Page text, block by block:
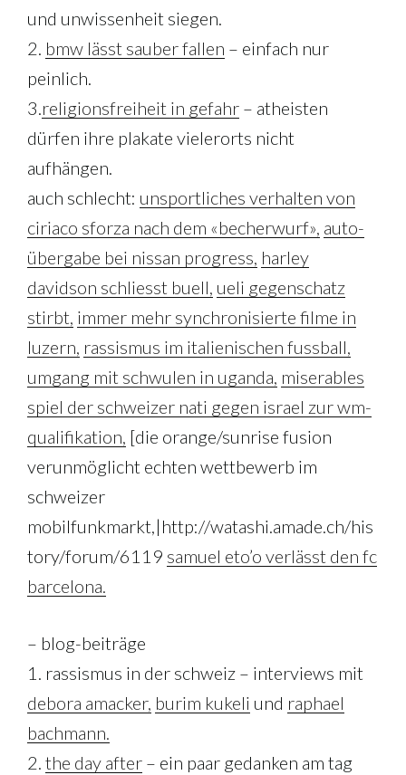
und unwissenheit siegen.
2. bmw lässt sauber fallen – einfach nur
peinlich.
3. religionsfreiheit in gefahr – atheisten
dürfen ihre plakate vielerorts nicht
aufhängen.
auch schlecht: unsportliches verhalten von
ciriaco sforza nach dem «becherwurf», auto-
übergabe bei nissan progress, harley
davidson schliesst buell, ueli gegenschatz
stirbt, immer mehr synchronisierte filme in
luzern, rassismus im italienischen fussball,
umgang mit schwulen in uganda, miserables
spiel der schweizer nati gegen israel zur wm-
qualifikation, [die orange/sunrise fusion
verunmöglicht echten wettbewerb im
schweizer
mobilfunkmarkt,|http://watashi.amade.ch/his
tory/forum/6119 samuel eto’o verlässt den fc
barcelona.
– blog-beiträge
1. rassismus in der schweiz – interviews mit
debora amacker, burim kukeli und raphael
bachmann.
2. the day after – ein paar gedanken am tag